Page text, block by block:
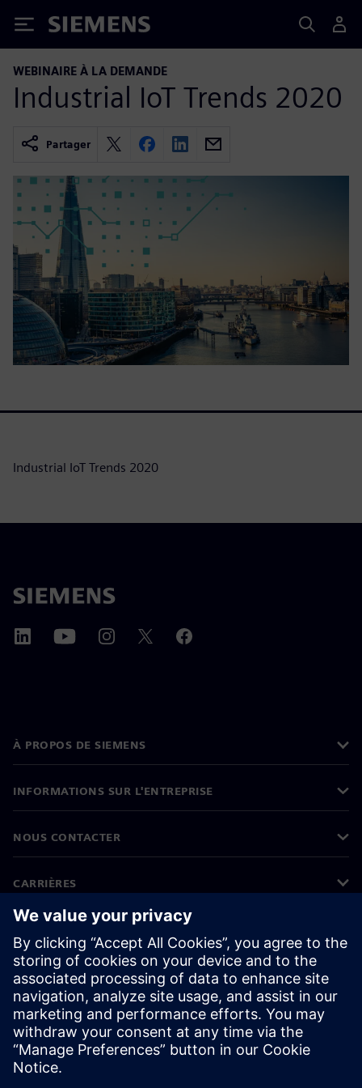
Siemens
WEBINAIRE À LA DEMANDE
Industrial IoT Trends 2020
Partager
Industrial IoT Trends 2020
À PROPOS DE SIEMENS
INFORMATIONS SUR L'ENTREPRISE
NOUS CONTACTER
CARRIÈRES
©Siemens 2026
Informations sur l'entreprise
Protection des données
Avis relatif aux cookies